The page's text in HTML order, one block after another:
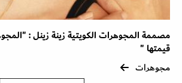
مصممة المجوهرات الكويتية زينة زينل :
قيمتها "
مجوهرات